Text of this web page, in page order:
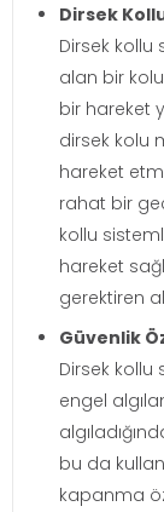
Dirsek
Dirsek kollu
alan bir
bir hareket
dirsek kolu
hareket
rahat bir
kollu
hareket
gerektiren
Güvenlik
Dirsek kollu
engel
bu da
kapanma